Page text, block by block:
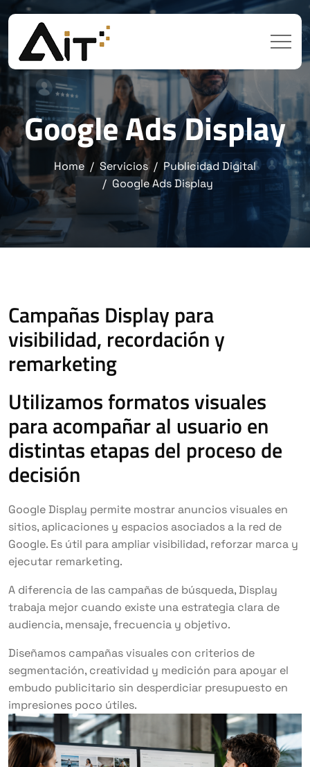
Google Ads Display
Home Servicios
Publicidad Digital
Google Ads Display
Campañas Display para
visibilidad, recordación y
remarketing
Utilizamos formatos visuales
para acompañar al usuario en
distintas etapas del proceso de
decisión
Google Display permite mostrar anuncios visuales en
sitios, aplicaciones y espacios asociados a la red de
Google. Es útil para ampliar visibilidad, reforzar marca y
ejecutar remarketing.
A diferencia de las campañas de búsqueda, Display
trabaja mejor cuando existe una estrategia clara de
audiencia, mensaje, frecuencia y objetivo.
Diseñamos campañas visuales con criterios de
segmentación, creatividad y medición para apoyar el
embudo publicitario sin desperdiciar presupuesto en
impresiones poco útiles.